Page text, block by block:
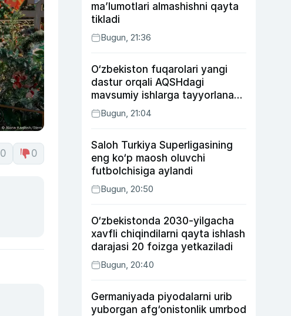
0 0
ma’lumotlari almashishni qayta
tikladi
Bugun, 21:36
O‘zbekiston fuqarolari yangi
dastur orqali AQSHdagi
mavsumiy ishlarga tayyorlanadi
va joylashtiriladi
Bugun, 21:04
Saloh Turkiya Superligasining
eng ko‘p maosh oluvchi
futbolchisiga aylandi
Bugun, 20:50
O‘zbekistonda 2030-yilgacha
xavfli chiqindilarni qayta ishlash
darajasi 20 foizga yetkaziladi
Bugun, 20:40
Germaniyada piyodalarni urib
yuborgan afg‘onistonlik umrbod